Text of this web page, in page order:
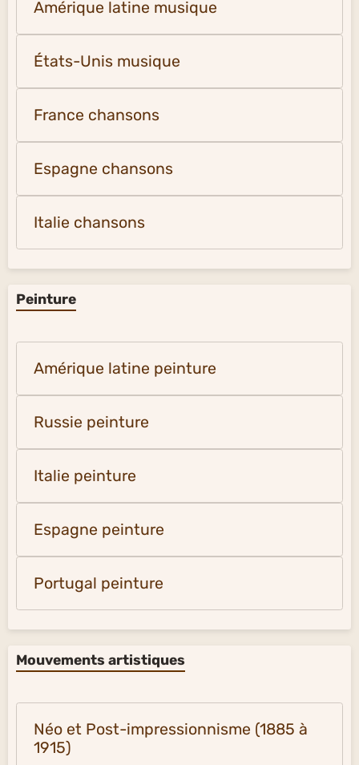
Amérique latine musique
États-Unis musique
France chansons
Espagne chansons
Italie chansons
Peinture
Amérique latine peinture
Russie peinture
Italie peinture
Espagne peinture
Portugal peinture
Mouvements artistiques
Néo et Post-impressionnisme (1885 à
1915)